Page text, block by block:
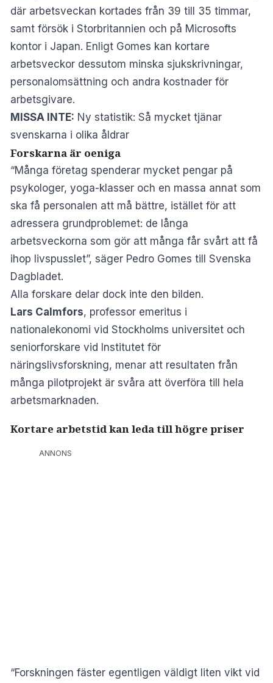
där arbetsveckan kortades från 39 till 35 timmar,
samt försök i Storbritannien och på Microsofts
kontor i Japan. Enligt Gomes kan kortare
arbetsveckor dessutom minska sjukskrivningar,
personalomsättning och andra kostnader för
arbetsgivare.
MISSA INTE: Ny statistik: Så mycket tjänar
svenskarna i olika åldrar
Forskarna är oeniga
“Många företag spenderar mycket pengar på
psykologer, yoga-klasser och en massa annat som
ska få personalen att må bättre, istället för att
adressera grundproblemet: de långa
arbetsveckorna som gör att många får svårt att få
ihop livspusslet”, säger Pedro Gomes till Svenska
Dagbladet.
Alla forskare delar dock inte den bilden.
Lars Calmfors, professor emeritus i
nationalekonomi vid Stockholms universitet och
seniorforskare vid Institutet för
näringslivsforskning, menar att resultaten från
många pilotprojekt är svåra att överföra till hela
arbetsmarknaden.
Kortare arbetstid kan leda till högre priser
ANNONS
“Forskningen fäster egentligen väldigt liten vikt vid